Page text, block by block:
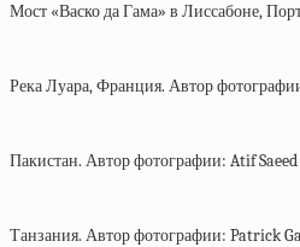
Мост «Васко да Гама» в Лиссабоне,
Река Луара, Франция. Автор
Пакистан. Автор фотографии: Atif Saeed
Танзания. Автор фотографии: Patrick